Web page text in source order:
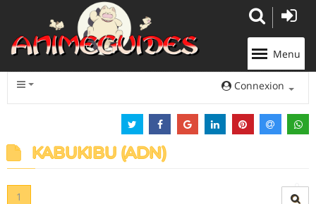
Menu
Connexion
KABUKIBU (ADN)
1
Panneau de gestion des cookies